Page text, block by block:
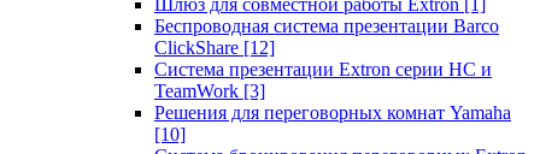
Шлюз для совместной работы Extron [1]
Беспроводная система презентации Barco
ClickShare [12]
Система презентации Extron серии HC и
TeamWork [3]
Решения для переговорных комнат Yamaha
[10]